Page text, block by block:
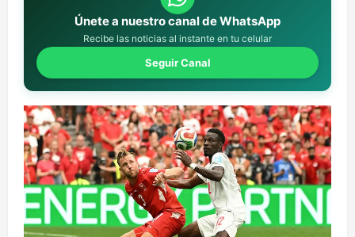
Únete a nuestro canal de WhatsApp
Recibe las noticias al instante en tu celular
Seguir Canal